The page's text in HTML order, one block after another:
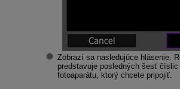
Zobrazí sa nasledujúce hlásenie.
predstavuje posledných šesť číslic
fotoaparátu, ktorý chcete pripojiť.